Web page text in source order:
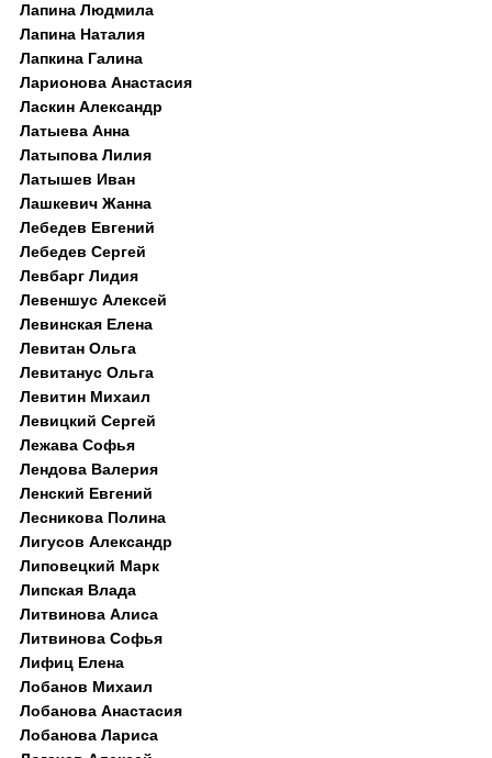
Лапина Людмила
Лапина Наталия
Лапкина Галина
Ларионова Анастасия
Ласкин Александр
Латыева Анна
Латыпова Лилия
Латышев Иван
Лашкевич Жанна
Лебедев Евгений
Лебедев Сергей
Левбарг Лидия
Левеншус Алексей
Левинская Елена
Левитан Ольга
Левитанус Ольга
Левитин Михаил
Левицкий Сергей
Лежава Софья
Лендова Валерия
Ленский Евгений
Лесникова Полина
Лигусов Александр
Липовецкий Марк
Липская Влада
Литвинова Алиса
Литвинова Софья
Лифиц Елена
Лобанов Михаил
Лобанова Анастасия
Лобанова Лариса